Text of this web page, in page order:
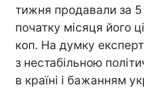
тижня продавали за 5
початку місяця його
коп. На думку
з нестабільною
в країні і бажанням